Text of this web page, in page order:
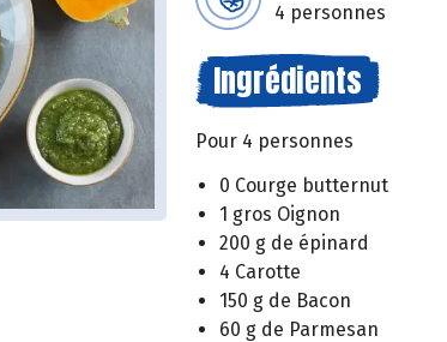
4 personnes
Ingrédients
Pour 4 personnes
0 Courge butternut
1 gros Oignon
200 g de épinard
4 Carotte
150 g de Bacon
60 g de Parmesan